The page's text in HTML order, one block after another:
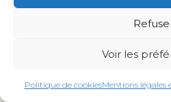
Voir les
Politique de cookiesMentions
Je